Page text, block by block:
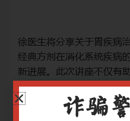
徐医生将分享关于胃疾病
经典方剂在消化系统疾病
新进展。此次讲座不仅有
现代应用。
治疗手段：中药方、中成药
网上报名截止日期：29/
诈骗